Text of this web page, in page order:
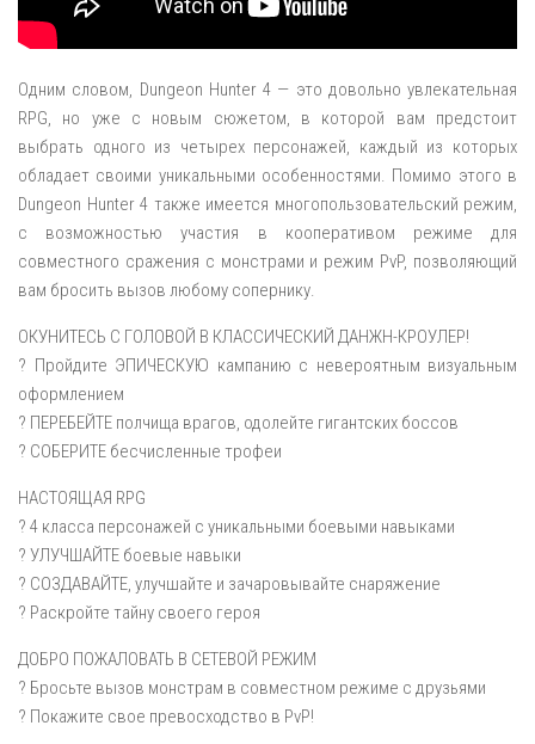
Одним словом, Dungeon Hunter 4 — это довольно увлекательная
RPG, но уже с новым сюжетом, в которой вам предстоит
выбрать одного из четырех персонажей, каждый из которых
обладает своими уникальными особенностями. Помимо этого в
Dungeon Hunter 4 также имеется многопользовательский режим,
с возможностью участия в кооперативом режиме для
совместного сражения с монстрами и режим PvP, позволяющий
вам бросить вызов любому сопернику.
ОКУНИТЕСЬ С ГОЛОВОЙ В КЛАССИЧЕСКИЙ ДАНЖН-КРОУЛЕР!
? Пройдите ЭПИЧЕСКУЮ кампанию с невероятным визуальным
оформлением
? ПЕРЕБЕЙТЕ полчища врагов, одолейте гигантских боссов
? СОБЕРИТЕ бесчисленные трофеи
НАСТОЯЩАЯ RPG
? 4 класса персонажей с уникальными боевыми навыками
? УЛУЧШАЙТЕ боевые навыки
? СОЗДАВАЙТЕ, улучшайте и зачаровывайте снаряжение
? Раскройте тайну своего героя
ДОБРО ПОЖАЛОВАТЬ В СЕТЕВОЙ РЕЖИМ
? Бросьте вызов монстрам в совместном режиме с друзьями
? Покажите свое превосходство в PvP!